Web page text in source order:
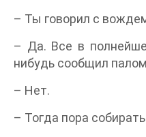
– Ты говорил с
– Да. Все в
нибудь сообщил
– Нет.
– Тогда пора